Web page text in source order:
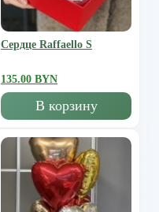
Сердце Raffaello S
135.00 BYN
В корзину